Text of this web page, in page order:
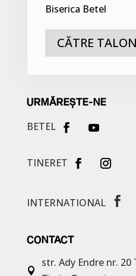
Biserica Betel
CĂTRE TALON
URMĂREȘTE-NE
BETEL
TINERET
INTERNATIONAL 
CONTACT

str. Ady Endre nr. 20